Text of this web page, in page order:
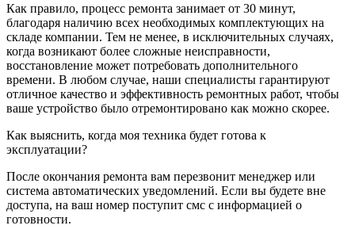
Как правило, процесс ремонта занимает от 30 минут,
благодаря наличию всех необходимых комплектующих на
складе компании. Тем не менее, в исключительных случаях,
когда возникают более сложные неисправности,
восстановление может потребовать дополнительного
времени. В любом случае, наши специалисты гарантируют
отличное качество и эффективность ремонтных работ, чтобы
ваше устройство было отремонтировано как можно скорее.
Как выяснить, когда моя техника будет готова к
эксплуатации?
После окончания ремонта вам перезвонит менеджер или
система автоматических уведомлений. Если вы будете вне
доступа, на ваш номер поступит смс с информацией о
готовности.